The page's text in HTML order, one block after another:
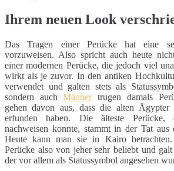
Ihrem neuen Look
Das Tragen einer Perücke hat eine
vorzuweisen. Also spricht auch heute
einer modernen Perücke, die jedoch viel
wirkt als je zuvor. In den antiken
verwendet und galten stets als
sondern auchMännertrugen damals
gehen davon aus, dass die alten Ägypter
erfunden haben. Die älteste Perücke,
nachweisen konnte, stammt in der Tat aus
Heute kann man sie in Kairo
Perücke also von jeher sehr beliebt und
der vor allem als Statussymbol angesehen